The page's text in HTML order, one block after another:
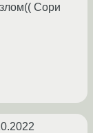
Сори